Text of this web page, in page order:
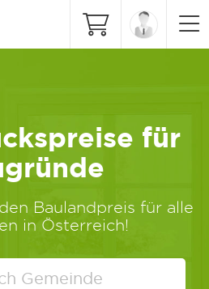
für
Baulandpreis für alle
in Österreich!